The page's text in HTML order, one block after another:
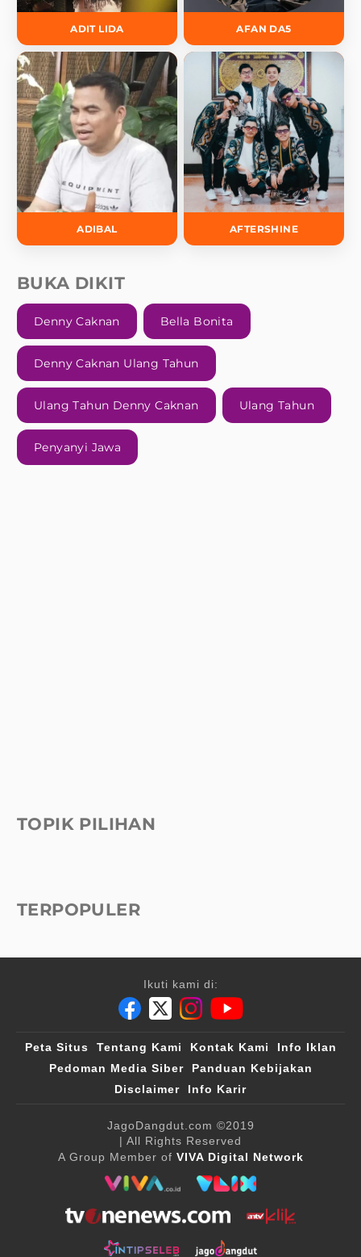
ADIT LIDA AFAN DA5
ADIBAL AFTERSHINE
BUKA DIKIT
Denny Caknan Bella Bonita
Denny Caknan Ulang Tahun
Ulang Tahun Denny Caknan Ulang Tahun
Penyanyi Jawa
TOPIK PILIHAN
TERPOPULER
Ikuti kami di:
Peta Situs Tentang Kami Kontak Kami
Info Iklan
Pedoman Media Siber
Panduan Kebijakan
Disclaimer
Info Karir
JagoDangdut.com ©2019
| All Rights Reserved
A Group Member of VIVA Digital Network